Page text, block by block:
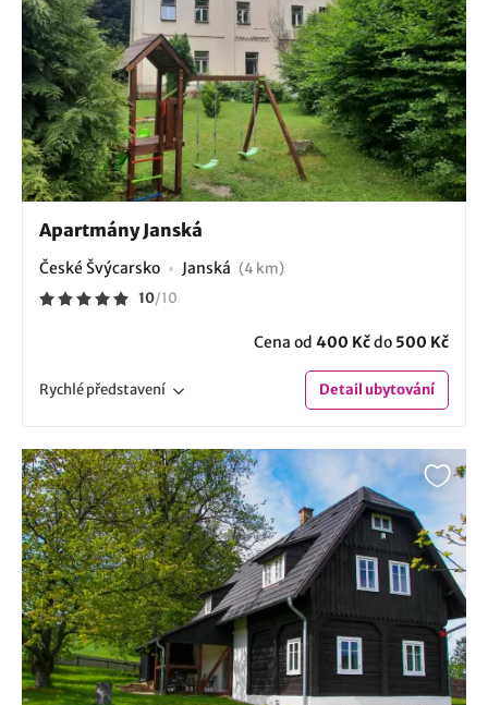
Apartmány Janská
České Švýcarsko Janská (4 km)
10/10
Cena od 400 Kčdo 500 Kč
Rychlépředstavení Detailubytování